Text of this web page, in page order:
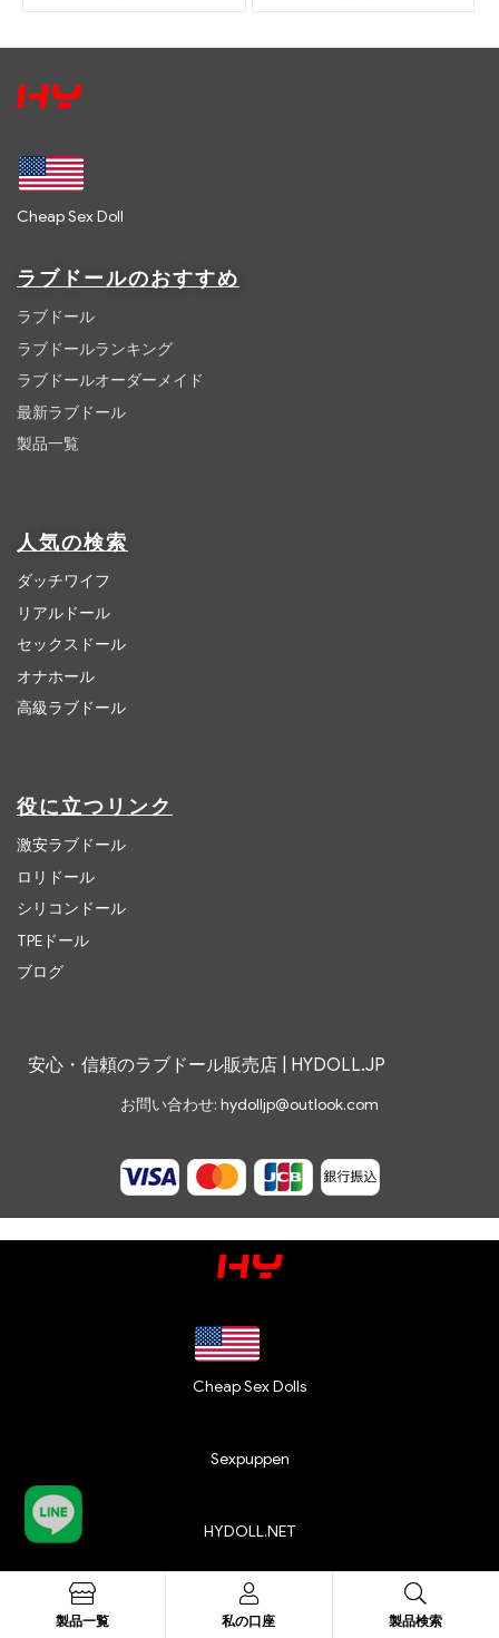
Cheap Sex Doll
ラブドールのおすすめ
ラブドール
ラブドールランキング
ラブドールオーダーメイド
最新ラブドール
製品一覧
人気の検索
ダッチワイフ
リアルドール
セックスドール
オナホール
高級ラブドール
役に立つリンク
激安ラブドール
ロリドール
シリコンドール
TPEドール
ブログ
安心・信頼のラブドール販売店 | HYDOLL.JP
お問い合わせ: hydolljp@outlook.com
Cheap Sex Dolls
Sexpuppen
HYDOLL.NET
HYDOLL.DE
製品一覧 私の口座 製品検索